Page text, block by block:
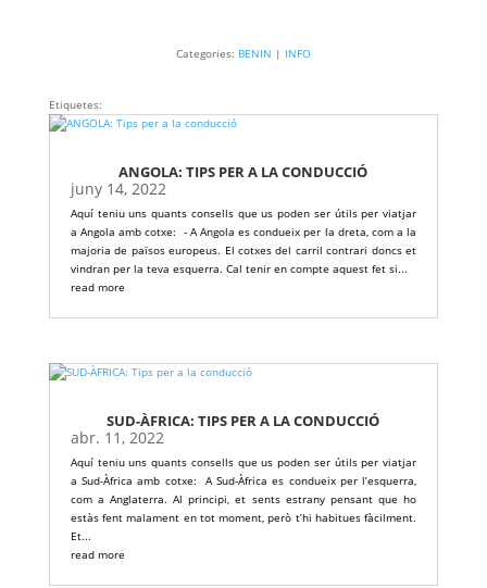
Categories: BENIN | INFO
Etiquetes:
ANGOLA: TIPS PER A LA CONDUCCIÓ
juny 14, 2022
Aquí teniu uns quants consells que us poden ser útils per viatjar
a Angola amb cotxe: - A Angola es condueix per la dreta, com a la
majoria de països europeus. El cotxes del carril contrari doncs et
vindran per la teva esquerra. Cal tenir en compte aquest fet si...
read more
SUD-ÀFRICA: TIPS PER A LA CONDUCCIÓ
abr. 11, 2022
Aquí teniu uns quants consells que us poden ser útils per viatjar
a Sud-Àfrica amb cotxe: A Sud-Àfrica es condueix per l’esquerra,
com a Anglaterra. Al principi, et sents estrany pensant que ho
estàs fent malament en tot moment, però t’hi habitues fàcilment.
Et...
read more